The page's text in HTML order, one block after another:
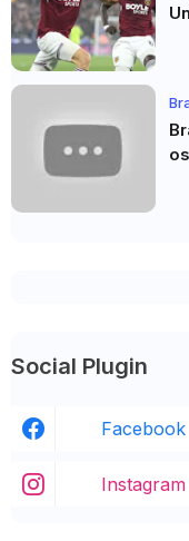
Social Plugin
Facebook
Instagram